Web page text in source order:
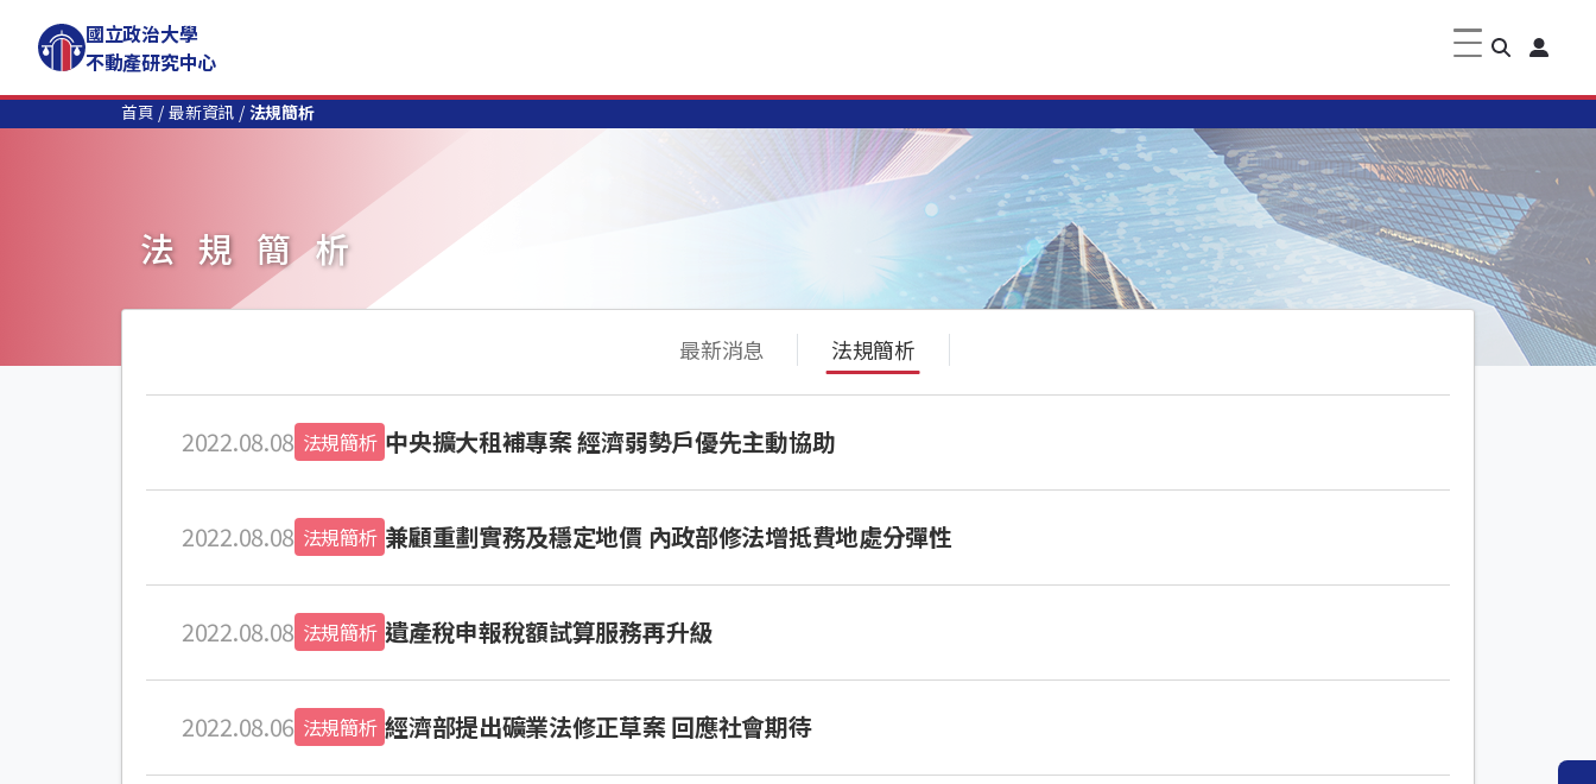
國立政治大學
不動產研究中心
首頁 最新資訊 法規簡析
法規簡析
最新消息 法規簡析
2022.08.08 法規簡析 中央擴大租補專案 經濟弱勢戶優先主動協助
2022.08.08 法規簡析 兼顧重劃實務及穩定地價 內政部修法增抵費地處分彈性
2022.08.08 法規簡析 遺產稅申報稅額試算服務再升級
2022.08.06 法規簡析 經濟部提出礦業法修正草案 回應社會期待